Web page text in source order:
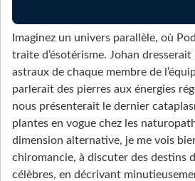
Imaginez un univers parallèle, où
traite d’ésotérisme. Johan dresserait
astraux de chaque membre de
parlerait des pierres aux énergies
nous présenterait le dernier
plantes en vogue chez les
dimension alternative, je me vois
chiromancie, à discuter des destins
célèbres, en décrivant